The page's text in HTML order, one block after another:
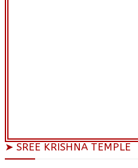
➤ SREE KRISHNA TEMPLE